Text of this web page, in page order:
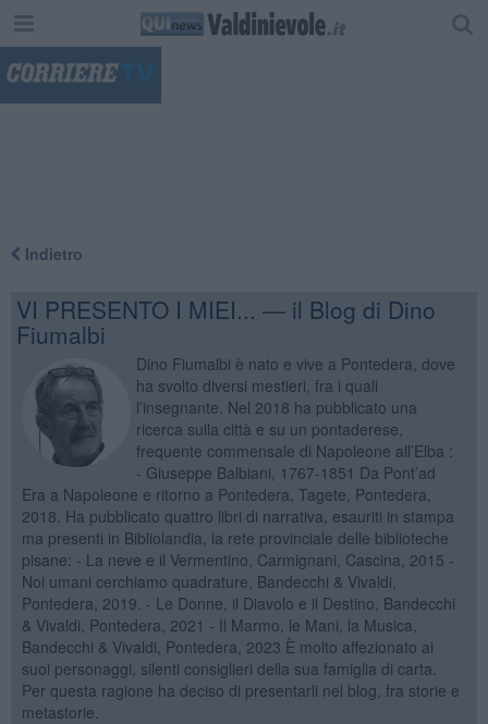
Indietro
VI PRESENTO I MIEI... — il Blog di Dino
Fiumalbi
Dino Fiumalbi è nato e vive a Pontedera, dove
ha svolto diversi mestieri, fra i quali
l’insegnante. Nel 2018 ha pubblicato una
ricerca sulla città e su un pontaderese,
frequente commensale di Napoleone all’Elba :
- Giuseppe Balbiani, 1767-1851 Da Pont’ad
Era a Napoleone e ritorno a Pontedera, Tagete, Pontedera,
2018. Ha pubblicato quattro libri di narrativa, esauriti in stampa
ma presenti in Bibliolandia, la rete provinciale delle biblioteche
pisane: - La neve e il Vermentino, Carmignani, Cascina, 2015 -
Noi umani cerchiamo quadrature, Bandecchi & Vivaldi,
Pontedera, 2019. - Le Donne, il Diavolo e il Destino, Bandecchi
& Vivaldi, Pontedera, 2021 - Il Marmo, le Mani, la Musica,
Bandecchi & Vivaldi, Pontedera, 2023 È molto affezionato ai
suoi personaggi, silenti consiglieri della sua famiglia di carta.
Per questa ragione ha deciso di presentarli nel blog, fra storie e
metastorie.